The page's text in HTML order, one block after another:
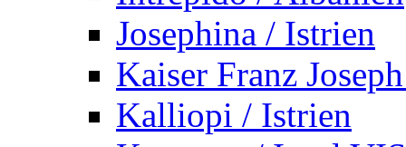
Josephina / Istrien
Kaiser Franz
Kalliopi / Istrien